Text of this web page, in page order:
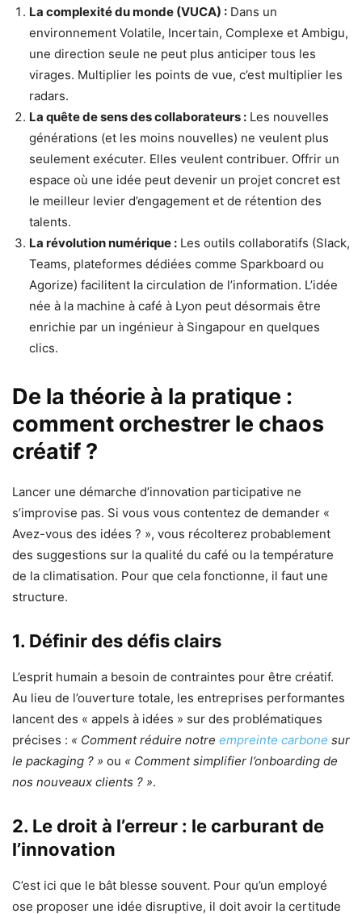
La complexité du monde (VUCA) : Dans un
environnement Volatile, Incertain, Complexe et Ambigu,
une direction seule ne peut plus anticiper tous les
virages. Multiplier les points de vue, c’est multiplier les
radars.
La quête de sens des collaborateurs : Les nouvelles
générations (et les moins nouvelles) ne veulent plus
seulement exécuter. Elles veulent contribuer. Offrir un
espace où une idée peut devenir un projet concret est
le meilleur levier d’engagement et de rétention des
talents.
La révolution numérique : Les outils collaboratifs (Slack,
Teams, plateformes dédiées comme Sparkboard ou
Agorize) facilitent la circulation de l’information. L’idée
née à la machine à café à Lyon peut désormais être
enrichie par un ingénieur à Singapour en quelques
clics.
De la théorie à la pratique :
comment orchestrer le chaos
créatif ?
Lancer une démarche d’innovation participative ne
s’improvise pas. Si vous vous contentez de demander «
Avez-vous des idées ? », vous récolterez probablement
des suggestions sur la qualité du café ou la température
de la climatisation. Pour que cela fonctionne, il faut une
structure.
1. Définir des défis clairs
L’esprit humain a besoin de contraintes pour être créatif.
Au lieu de l’ouverture totale, les entreprises performantes
lancent des « appels à idées » sur des problématiques
précises : « Comment réduire notre empreinte carbone sur
le packaging ? » ou « Comment simplifier l’onboarding de
nos nouveaux clients ? ».
2. Le droit à l’erreur : le carburant de
l’innovation
C’est ici que le bât blesse souvent. Pour qu’un employé
ose proposer une idée disruptive, il doit avoir la certitude